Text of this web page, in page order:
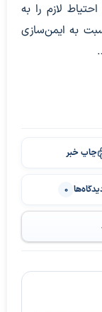
لازم را به
به ایمن‌سازی
چاپ خبر
0